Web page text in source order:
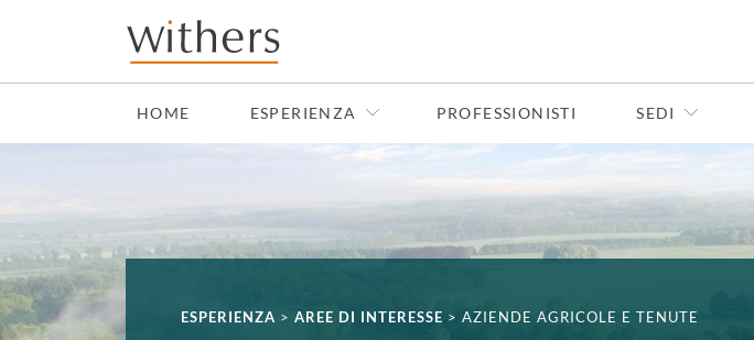
Skip to main content
HOME ESPERIENZA PROFESSIONISTI SEDI
ESPERIENZA > AREE DI INTERESSE > AZIENDE AGRICOLE E TENUTE